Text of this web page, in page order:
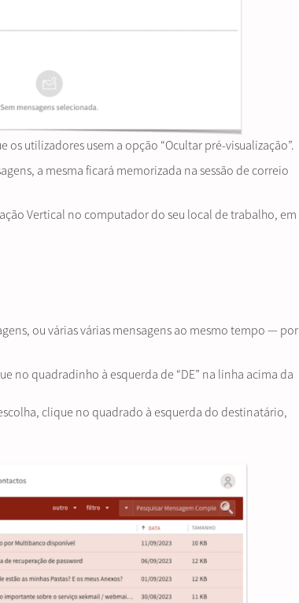
utilizadores usem a opção “Ocultar pré-visualização”.
a mesma ficará memorizada na sessão de correio
Vertical no computador do seu local de trabalho, em
ou várias várias mensagens ao mesmo tempo — por
no quadradinho à esquerda de “DE” na linha acima da
clique no quadrado à esquerda do destinatário,